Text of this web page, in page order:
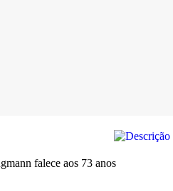
falece aos 73 anos